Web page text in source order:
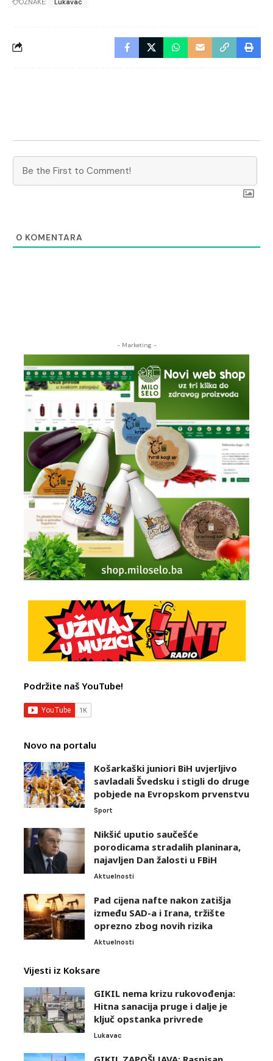
0 KOMENTARA
- Marketing -
Podržite naš YouTube!
Novo na portalu
Košarkaški juniori BiH uvjerljivo
savladali Švedsku i stigli do druge
pobjede na Evropskom prvenstvu
Sport
Nikšić uputio saučešće
porodicama stradalih planinara,
najavljen Dan žalosti u FBiH
Aktuelnosti
Pad cijena nafte nakon zatišja
između SAD-a i Irana, tržište
oprezno zbog novih rizika
Aktuelnosti
Vijesti iz Koksare
GIKIL nema krizu rukovođenja:
Hitna sanacija pruge i dalje je
ključ opstanka privrede
Lukavac